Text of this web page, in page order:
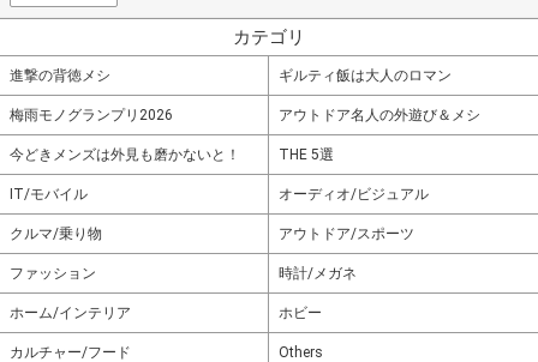
カテゴリ
進撃の背徳メシ ギルティ飯は大人のロマン
梅雨モノグランプリ2026 アウトドア名人の外遊び＆メシ
今どきメンズは外見も磨かないと！ THE 5選
IT/モバイル オーディオ/ビジュアル
クルマ/乗り物 アウトドア/スポーツ
ファッション 時計/メガネ
ホーム/インテリア ホビー
カルチャー/フード Others